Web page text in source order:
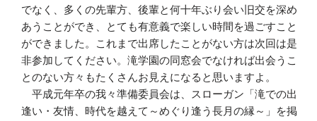
でなく、多くの先輩方、後輩と何十年ぶり会い旧交を深め
あうことができ、とても有意義で楽しい時間を過ごすこと
ができました。これまで出席したことがない方は次回は是
非参加してください。滝学園の同窓会でなければ出会うこ
とのない方々もたくさんお見えになると思いますよ。
平成元年卒の我々準備委員会は、スローガン「滝での出
逢い・友情、時代を越えて～めぐり逢う長月の縁～」を掲